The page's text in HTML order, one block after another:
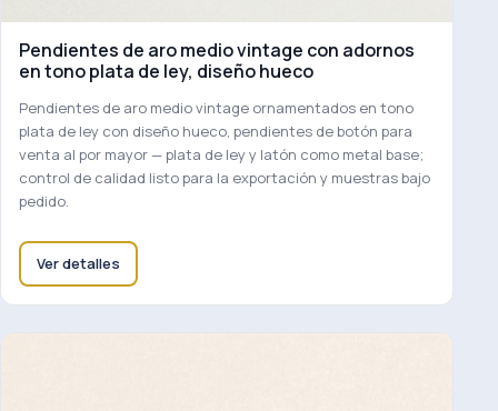
Pendientes de aro medio vintage con adornos
en tono plata de ley, diseño hueco
Pendientes de aro medio vintage ornamentados en tono
plata de ley con diseño hueco, pendientes de botón para
venta al por mayor — plata de ley y latón como metal base;
control de calidad listo para la exportación y muestras bajo
pedido.
Ver detalles